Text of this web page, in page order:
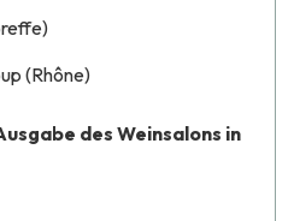
(Rhône)
des Weinsalons in